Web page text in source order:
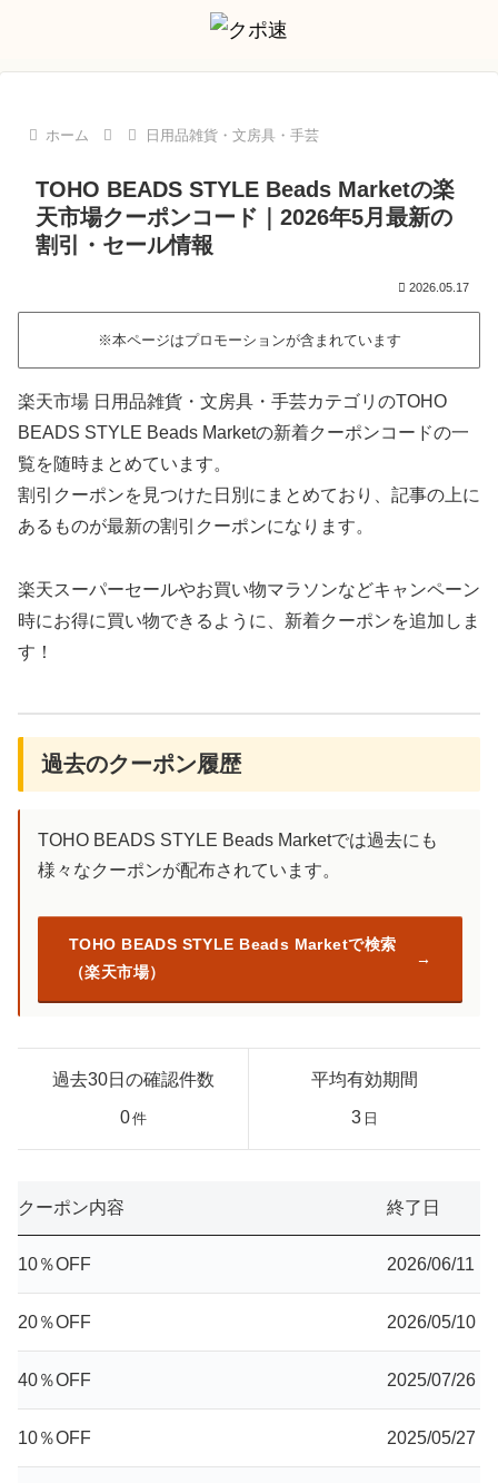
ホーム 日用品雑貨・文房具・手芸
TOHO BEADS STYLE Beads Marketの楽
天市場クーポンコード｜2026年5月最新の
割引・セール情報
2026.05.17
※本ページはプロモーションが含まれています
楽天市場 日用品雑貨・文房具・手芸カテゴリのTOHO
BEADS STYLE Beads Marketの新着クーポンコードの一
覧を随時まとめています。
割引クーポンを見つけた日別にまとめており、記事の上に
あるものが最新の割引クーポンになります。
楽天スーパーセールやお買い物マラソンなどキャンペーン
時にお得に買い物できるように、新着クーポンを追加しま
す！
過去のクーポン履歴
TOHO BEADS STYLE Beads Marketでは過去にも
様々なクーポンが配布されています。
TOHO BEADS STYLE Beads Marketで検索
（楽天市場）
過去30日の確認件数
0件
平均有効期間
3 日
クーポン内容 終了日
10％OFF 2026/06/11
20％OFF 2026/05/10
40％OFF 2025/07/26
10％OFF 2025/05/27